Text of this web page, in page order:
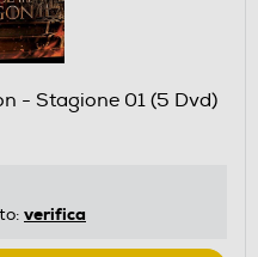
- Stagione 01 (5 Dvd)
verifica